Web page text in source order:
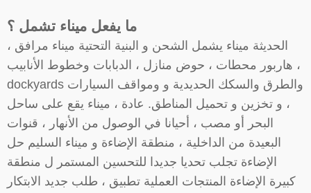
ما يفعل ميناء تشمل ؟
الحديثة ميناء يشمل الشحن و البنية التحتية ميناء مرافق ،
هاربور محطات ، حوض منازل ، الدبابات وخطوط الأنابيب ،
dockyards والطرق والسكك الحديدية و ومواقف السيارات
، و تخزين و تحميل المناطق. عادة ، ميناء يقع على ساحل
البحر أو مصب ، أحيانا في الوصول من الأنهار ، قنوات
البعيدة من الداخلية ، منطقة الإضاءة و ميناء السليم حل
الإضاءة تجلب تحديا جديدا للتحسين المستمر ل منطقة
كبيرة الإضاءة المنتجات العملية تطبيق ، طلب جديد الابتكار